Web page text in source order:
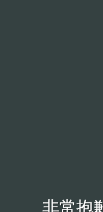
非常抱
非常抱